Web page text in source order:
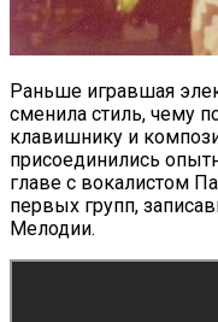
Раньше игравшая
сменила стиль, чему
клавишнику и
присоединились
главе с вокалистом
первых групп,
Мелодии.